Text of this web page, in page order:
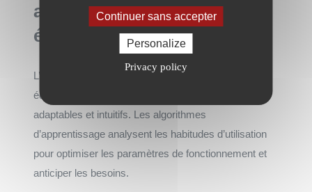
Continuer sans accepter
Personalize
Privacy policy
artificielle dans les
équipements de mobilité
L’
révolutionne les
équipements d’accessibilité en les rendant plus
adaptables et intuitifs. Les algorithmes
d’apprentissage analysent les habitudes d’utilisation
pour optimiser les paramètres de fonctionnement et
anticiper les besoins.